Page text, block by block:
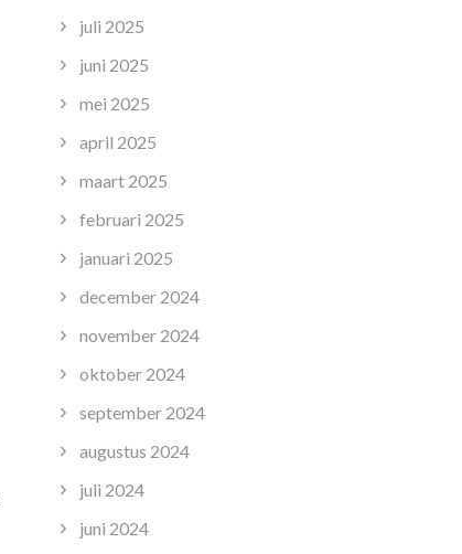
juli 2025
juni 2025
mei 2025
april 2025
maart 2025
februari 2025
januari 2025
december 2024
november 2024
oktober 2024
september 2024
augustus 2024
juli 2024
juni 2024